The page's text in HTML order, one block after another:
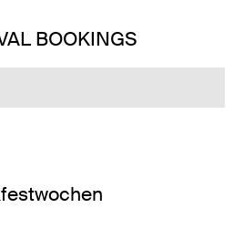
BOOKINGS